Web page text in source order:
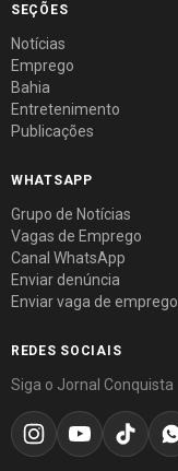
SEÇÕES
Notícias
Emprego
Bahia
Entretenimento
Publicações
WHATSAPP
Grupo de Notícias
Vagas de Emprego
Canal WhatsApp
Enviar denúncia
Enviar vaga de emprego
REDES SOCIAIS
Siga o Jornal Conquista